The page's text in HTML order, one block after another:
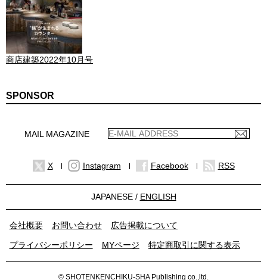
商店建築2022年10月号
SPONSOR
MAIL MAGAZINE
X Instagram Facebook RSS
JAPANESE / ENGLISH
会社概要 お問い合わせ 広告掲載について
プライバシーポリシー MYページ 特定商取引に関する表示
© SHOTENKENCHIKU-SHA Publishing co.,ltd.